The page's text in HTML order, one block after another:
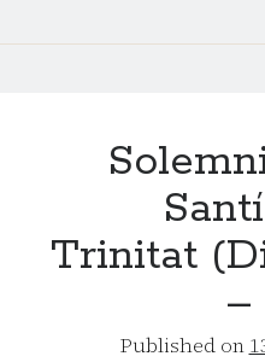
Trinitat
–
Published on